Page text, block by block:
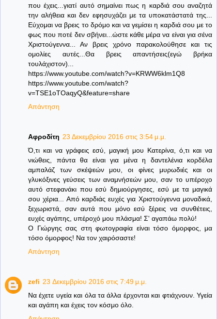
που έχεις...γιατί αυτό σημαίνει πως η καρδιά σου αναζητά
την αλήθεια και δεν εφησυχάζει με τα υποκατάστατά της...
Εύχομαι να βρεις το δρόμο και να γεμίσει η καρδιά σου με το
φως που ποτέ δεν σβήνει...ώστε κάθε μέρα να είναι για σένα
Χριστούγεννα... Αν βρεις χρόνο παρακολούθησε και τις
ομολίες αυτές...Θα βρεις απαντήσεις(εγώ βρήκα
τουλάχιστον)...
https://www.youtube.com/watch?v=KRWW6klm1Q8
https://www.youtube.com/watch?
v=TSE1oTOaqyQ&feature=share
Απάντηση
Αφροδίτη 23 Δεκεμβρίου 2016 στις 3:54 μ.μ.
Ό,τι και να γράφεις εσύ, μαγική μου Κατερίνα, ό,τι και να
νιώθεις, πάντα θα είναι για μένα η δαντελένια κορδέλα
αμπαλάζ των σκέψεών μου, οι φίνες μυρωδιές και οι
γλυκόξινες γεύσεις των αναμνήσεών μου, σαν το υπέροχο
αυτό στεφανάκι που εσύ δημιούργησες, εσύ με τα μαγικά
σου χέρια... Από καρδιάς ευχές για Χριστούγεννα μοναδικά,
ξεχωριστά, σαν αυτά που μόνο εσύ ξέρεις να συνθέτεις,
ευχές αγάπης, υπέροχό μου πλάσμα! Σ' αγαπάω πολύ!
Ο Γιώργης σας στη φωτογραφία είναι τόσο όμορφος, μα
τόσο όμορφος! Να τον χαιρόσαστε!
Απάντηση
zefi 23 Δεκεμβρίου 2016 στις 7:49 μ.μ.
Να έχετε υγεία και όλα τα άλλα έρχονται και φτιάχνουν. Υγεία
και αγάπη και έχεις τον κόσμο όλο.